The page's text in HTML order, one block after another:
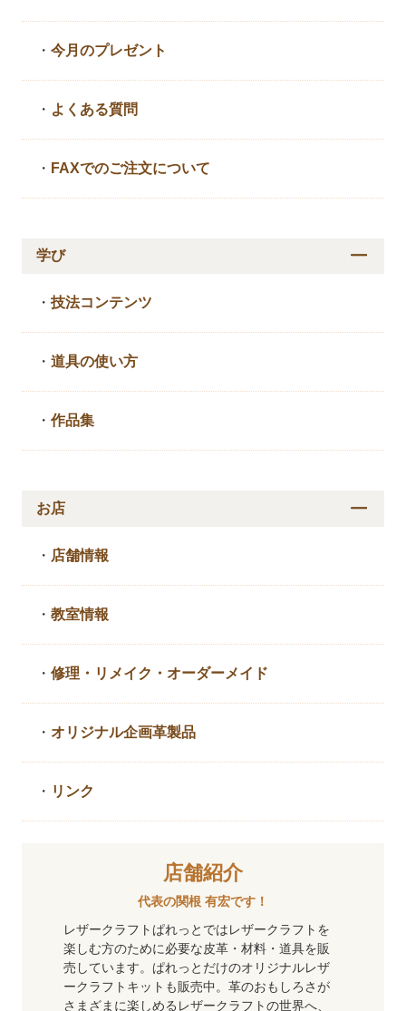
・今月のプレゼント
・ よくある質問
・ FAXでのご注文について
学び
・技法コンテンツ
・道具の使い方
・作品集
お店
・ 店舗情報
・教室情報
・修理・リメイク・ オーダーメイド
・ オリジナル企画革製品
・ リンク
店舗紹介
代表の関根 有宏です！
レザークラフトぱれっとではレザークラフトを
楽しむ方のために必要な皮革・材料・道具を販
売しています。ぱれっとだけのオリジナルレザ
ークラフトキットも販売中。革のおもしろさが
さまざまに楽しめるレザークラフトの世界へ、